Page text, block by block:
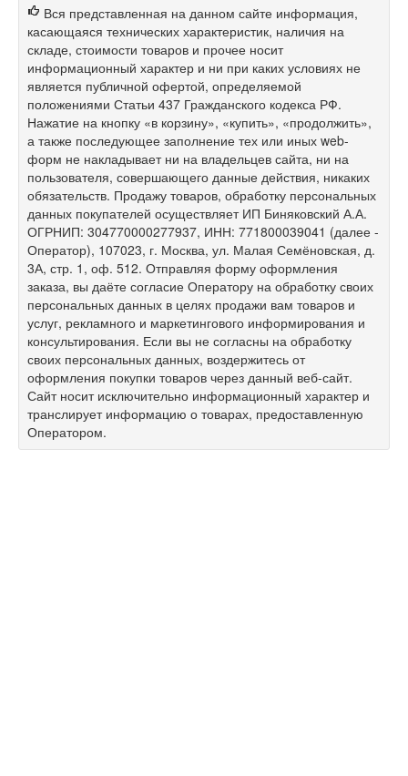
Вся представленная на данном сайте информация,
касающаяся технических характеристик, наличия на
складе, стоимости товаров и прочее носит
информационный характер и ни при каких условиях не
является публичной офертой, определяемой
положениями Статьи 437 Гражданского кодекса РФ.
Нажатие на кнопку «в корзину», «купить», «продолжить»,
а также последующее заполнение тех или иных web-
форм не накладывает ни на владельцев сайта, ни на
пользователя, совершающего данные действия, никаких
обязательств. Продажу товаров, обработку персональных
данных покупателей осуществляет ИП Биняковский А.А.
ОГРНИП: 304770000277937, ИНН: 771800039041 (далее -
Оператор), 107023, г. Москва, ул. Малая Семёновская, д.
3А, стр. 1, оф. 512. Отправляя форму оформления
заказа, вы даёте согласие Оператору на обработку своих
персональных данных в целях продажи вам товаров и
услуг, рекламного и маркетингового информирования и
консультирования. Если вы не согласны на обработку
своих персональных данных, воздержитесь от
оформления покупки товаров через данный веб-сайт.
Сайт носит исключительно информационный характер и
транслирует информацию о товарах, предоставленную
Оператором.